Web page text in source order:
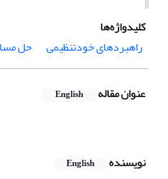
کلیدواژه‌ها
راهبردهای خودتنظیمی
حل
عنوان مقاله English
نویسنده English